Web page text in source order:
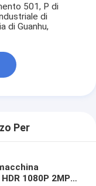
501, P di
di
di Guanhu,
Per
1080P 2MP